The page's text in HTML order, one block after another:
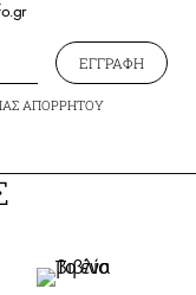
ΕΓΓΡΑΦΗ
ΑΠΟΡΡΗΤΟΥ